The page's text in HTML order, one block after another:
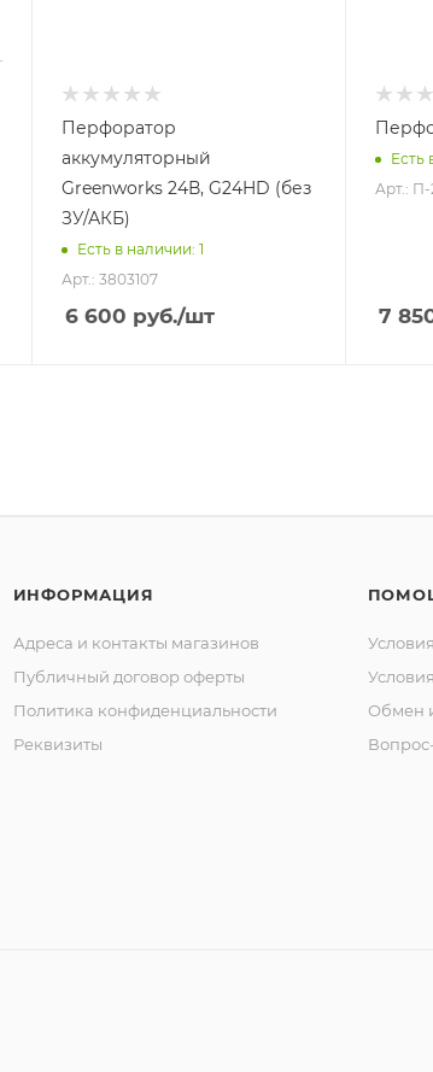
Перфоратор
аккумуляторный
Greenworks 24В, G24HD (без
ЗУ/АКБ)
Есть в наличии: 1
Арт.: 3803107
6 600 руб./шт
Есть
Арт.:
7
ИНФОРМАЦИЯ
Адреса и контакты магазинов
Публичный договор оферты
Политика конфиденциальности
Реквизиты
Обмен